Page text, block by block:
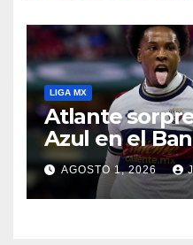
LIGA MX
Atlante
Azul en el
AGOSTO 1, 2026